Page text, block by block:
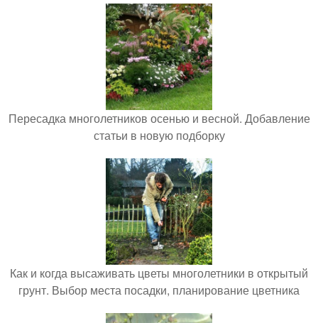
Пересадка многолетников осенью и весной. Добавление
статьи в новую подборку
Как и когда высаживать цветы многолетники в открытый
грунт. Выбор места посадки, планирование цветника